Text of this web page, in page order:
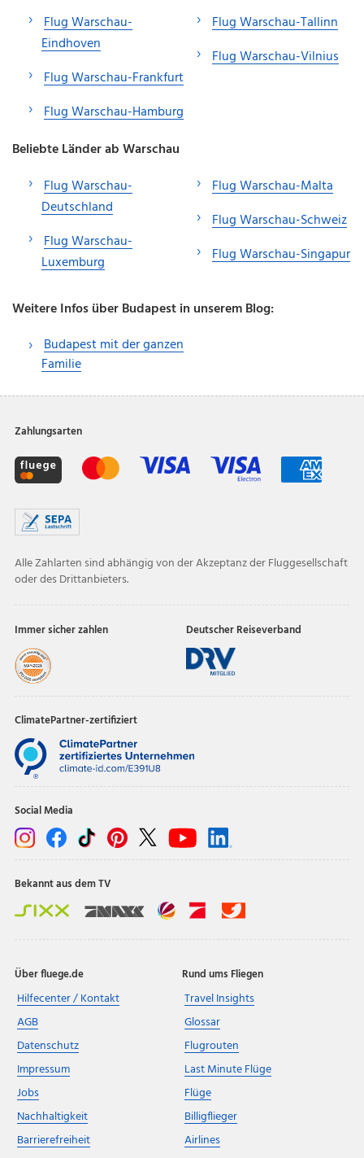
Flug Warschau-
Eindhoven
Flug Warschau-Frankfurt
Flug Warschau-Hamburg
Flug Warschau-Tallinn
Flug Warschau-Vilnius
Beliebte Länder ab Warschau
Flug Warschau-
Deutschland
Flug Warschau-
Luxemburg
Flug Warschau-Malta
Flug Warschau-Schweiz
Flug Warschau-Singapur
Weitere Infos über Budapest in unserem Blog:
Budapest mit der ganzen
Familie